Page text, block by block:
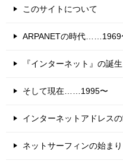
このサイトについて
ARPANETの時代……1969
『インターネット』の
そして現在……1995〜
インターネットアドレス
ネットサーフィンの始ま